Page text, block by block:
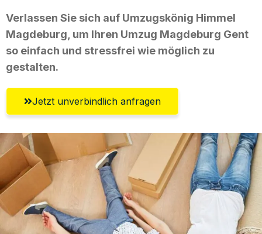
Verlassen Sie sich auf Umzugskönig Himmel
Magdeburg, um Ihren Umzug Magdeburg Gent
so einfach und stressfrei wie möglich zu
gestalten.
Jetzt unverbindlich anfragen